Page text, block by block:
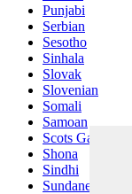
Punjabi
Serbian
Sesotho
Sinhala
Slovak
Slovenian
Somali
Samoan
Scots Gaelic
Shona
Sindhi
Sundanese